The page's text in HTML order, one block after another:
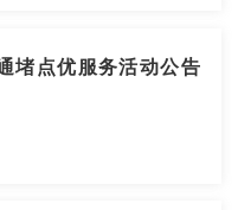
堵点优服务活动公告